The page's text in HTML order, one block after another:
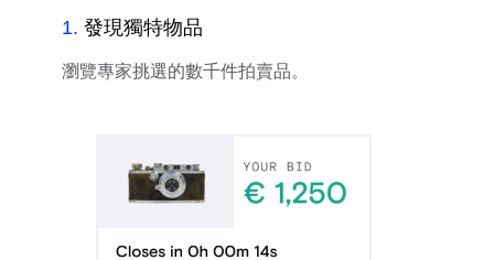
1. 發現獨特物品
瀏覽專家挑選的數千件拍賣品。